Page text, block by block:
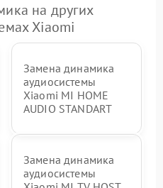
на других
Xiaomi
Замена динамика
аудиосистемы
Xiaomi MI HOME
AUDIO STANDART
Замена динамика
аудиосистемы